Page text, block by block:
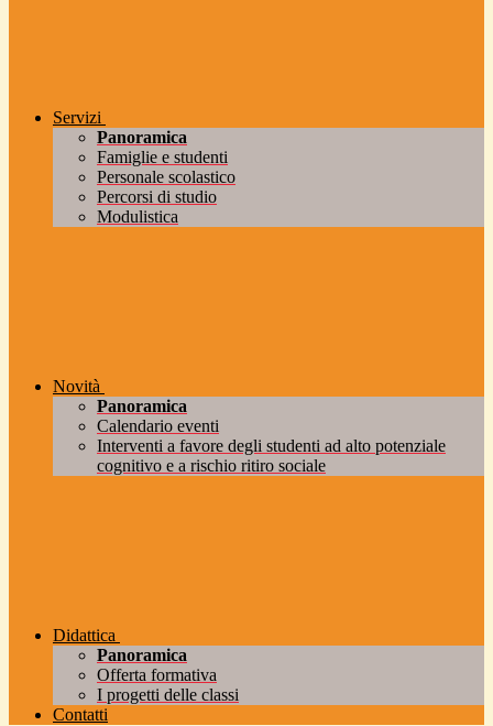
Servizi
Panoramica
Famiglie e studenti
Personale scolastico
Percorsi di studio
Modulistica
Novità
Panoramica
Calendario eventi
Interventi a favore degli studenti ad alto potenziale
cognitivo e a rischio ritiro sociale
Didattica
Panoramica
Offerta formativa
I progetti delle classi
Contatti